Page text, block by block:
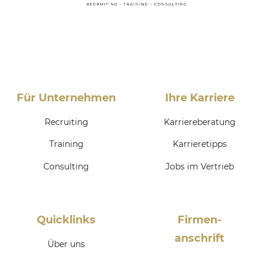
Für Unternehmen
Recruiting
Training
Consulting
Ihre Karriere
Karriereberatung
Karrieretipps
Jobs im Vertrieb
Quicklinks
Über uns
Firmen­
anschrift